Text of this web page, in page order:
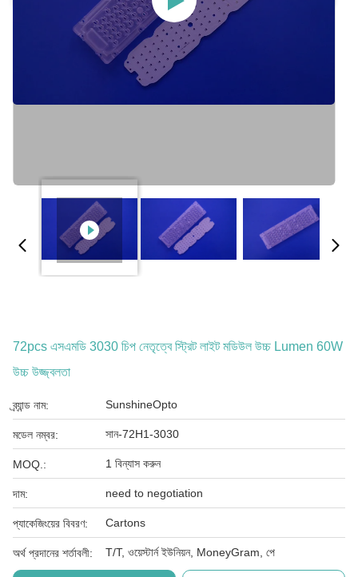
72pcs এসএমডি 3030 চিপ নেতৃত্বে স্ট্রিট লাইট মডিউল উচ্চ Lumen 60W
উচ্চ উজ্জ্বলতা
ব্র্যান্ড নাম: SunshineOpto
মডেল নম্বর: সান-72H1-3030
MOQ.: 1 বিন্যাস করুন
দাম: need to negotiation
প্যাকেজিংয়ের বিবরণ: Cartons
অর্থ প্রদানের শর্তাবলী: T/T, ওয়েস্টার্ন ইউনিয়ন, MoneyGram, পে